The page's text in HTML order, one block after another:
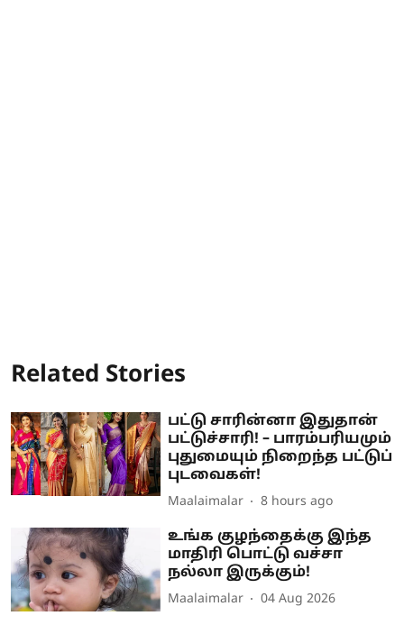
Related Stories
பட்டு சாரின்னா இதுதான்
பட்டுச்சாரி! – பாரம்பரியமும்
புதுமையும் நிறைந்த பட்டுப்
புடவைகள்!
Maalaimalar 8 hours ago
உங்க குழந்தைக்கு இந்த
மாதிரி பொட்டு வச்சா
நல்லா இருக்கும்!
Maalaimalar 04 Aug 2026